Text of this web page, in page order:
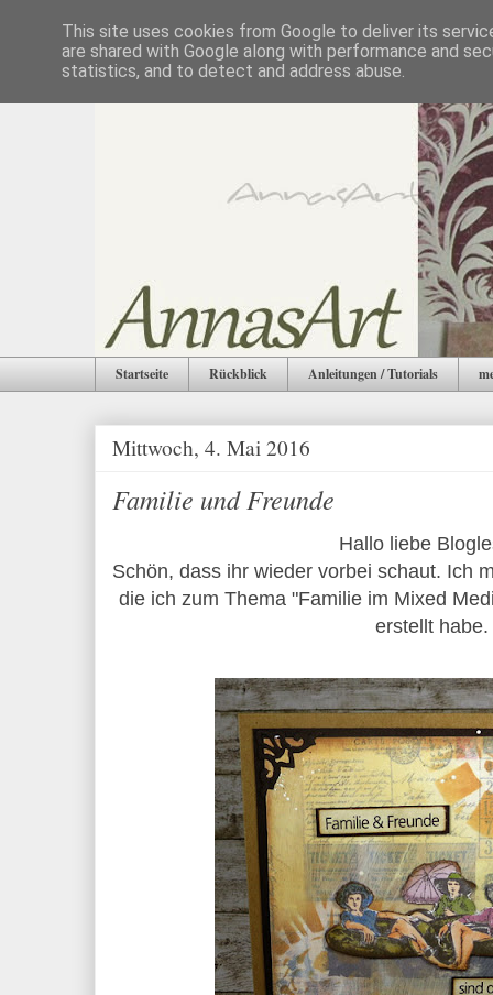
Startseite Rückblick Anleitungen / Tutorials
Mittwoch, 4. Mai 2016
Familie und Freunde
Hallo liebe
Schön, dass ihr wieder vorbei schaut. Ich
die ich zum Thema "Familie im Mixed
erstellt habe.
This site uses cookies from Google to deliver its
are shared with Google along with performance and
statistics, and to detect and address abuse.